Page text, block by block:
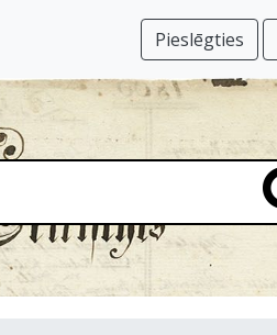
Pieslēgties